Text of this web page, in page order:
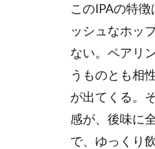
このIPAの特
ッシュなホッ
ない。ペアリ
うものとも相
が出てくる。
感が、後味に
で、ゆっくり